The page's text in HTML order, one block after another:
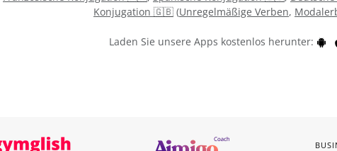
Konjugation 🇬🇧 (Unregelmäßige Verben,
Laden Sie unsere Apps kostenlos herunter: